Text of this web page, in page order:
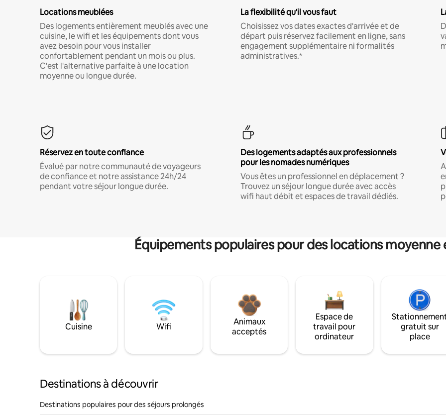
Locations meublées
Des logements entièrement meublés avec une
cuisine, le wifi et les équipements dont vous
avez besoin pour vous installer
confortablement pendant un mois ou plus.
C'est l'alternative parfaite à une location
moyenne ou longue durée.
La flexibilité qu'il vous faut
Choisissez vos dates exactes d'arrivée et de
départ puis réservez facilement en ligne, sans
engagement supplémentaire ni formalités
administratives.*
Réservez en toute confiance
Évalué par notre communauté de voyageurs
de confiance et notre assistance 24h/24
pendant votre séjour longue durée.
Des logements adaptés aux professionnels
pour les nomades numériques
Vous êtes un professionnel en déplacement ?
Trouvez un séjour longue durée avec accès
wifi haut débit et espaces de travail dédiés.
Équipements populaires pour des locations
Cuisine Wifi
Animaux
acceptés
Espace de
travail pour
ordinateur
gratuit sur
place
Destinations à découvrir
Destinations populaires pour des séjours prolongés